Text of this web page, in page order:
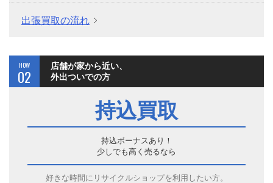
出張買取の流れ
HOW
02
店舗が家から近い、
外出ついでの方
持込買取
持込ボーナスあり！
少しでも高く売るなら
好きな時間にリサイクルショップを利用したい方。